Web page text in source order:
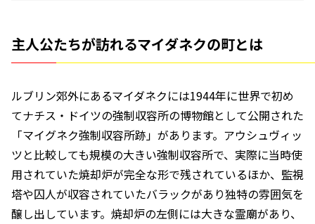
主人公たちが訪れるマイダネクの町とは
ルブリン郊外にあるマイダネクには1944年に世界で初め
てナチス・ドイツの強制収容所の博物館として公開された
「マイグネク強制収容所跡」があります。アウシュヴィッ
ツと比較しても規模の大きい強制収容所で、実際に当時使
用されていた焼却炉が完全な形で残されているほか、監視
塔や囚人が収容されていたバラックがあり独特の雰囲気を
醸し出しています。焼却炉の左側には大きな霊廟があり、